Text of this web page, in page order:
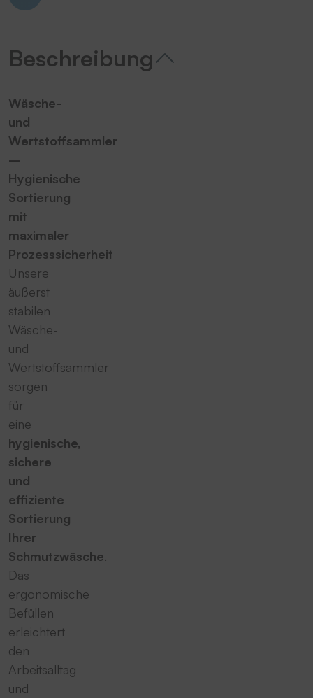
Beschreibung
Wäsche-
und
Wertstoffsammler
–
Hygienische
Sortierung
mit
maximaler
Prozesssicherheit
Unsere
äußerst
stabilen
Wäsche-
und
Wertstoffsammler
sorgen
für
eine
hygienische,
sichere
und
effiziente
Sortierung
Ihrer
Schmutzwäsche.
Das
ergonomische
Befüllen
erleichtert
den
Arbeitsalltag
und